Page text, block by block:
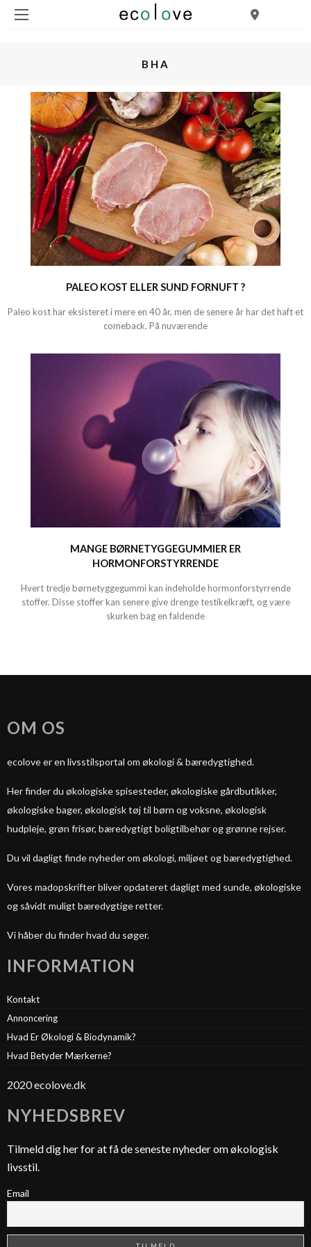
BHA
PALEO KOST ELLER SUND FORNUFT ?
Paleo kost har eksisteret i mere en 40 år, men de senere år har det haft et
comeback. På nuværende
MANGE BØRNETYGGEGUMMIER ER
HORMONFORSTYRRENDE
Hvert tredje børnetyggegummi kan indeholde hormonforstyrrende
stoffer. Disse stoffer kan senere give drenge testikelkræft, og være
skurken bag en faldende
OM OS
ecolove er en livsstilsportal om økologi & bæredygtighed.
Her finder du økologiske spisesteder, økologiske gårdbutikker,
økologiske bager, økologisk tøj til børn og voksne, økologisk
hudpleje, grøn frisør, bæredygtigt boligtilbehør og grønne rejser.
Du vil dagligt finde nyheder om økologi, miljøet og bæredygtighed.
Vores madopskrifter bliver opdateret dagligt med sunde, økologiske
og såvidt muligt bæredygtige retter.
Vi håber du finder hvad du søger.
INFORMATION
Kontakt
Annoncering
Hvad Er Økologi & Biodynamik?
Hvad Betyder Mærkerne?
2020 ecolove.dk
NYHEDSBREV
Tilmeld dig her for at få de seneste nyheder om økologisk
livsstil.
Email